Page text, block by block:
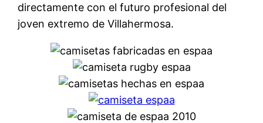
directamente con el futuro profesional del
joven extremo de Villahermosa.